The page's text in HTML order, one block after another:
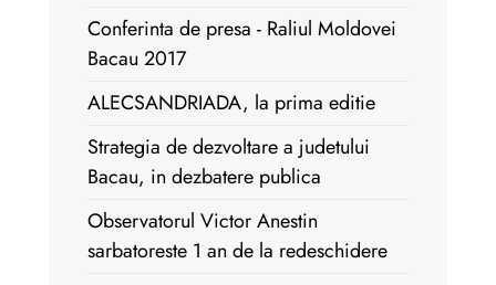
Conferinta de presa - Raliul Moldovei
Bacau 2017
ALECSANDRIADA, la prima editie
Strategia de dezvoltare a judetului
Bacau, in dezbatere publica
Observatorul Victor Anestin
sarbatoreste 1 an de la redeschidere